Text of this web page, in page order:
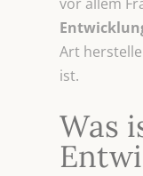
Art
ist.
Was